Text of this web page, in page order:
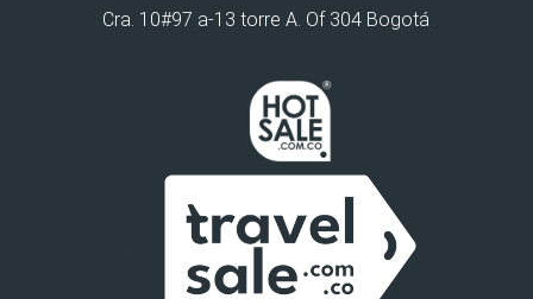
Cra. 10#97 a-13 torre A. Of 304 Bogotá